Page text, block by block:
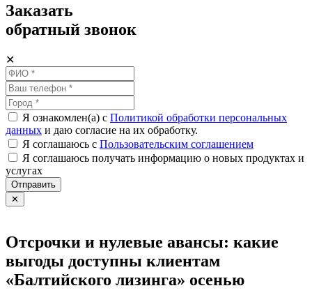
Заказать
обратный звонок
✕
Я ознакомлен(а) с Политикой обработки персональных
данных и даю согласие на их обработку.
Я соглашаюсь c Пользовательским соглашением
Я соглашаюсь получать информацию о новых продуктах и
услугах
Отправить
✕
Отсрочки и нулевые авансы: какие
выгоды доступны клиентам
«Балтийского лизинга» осенью